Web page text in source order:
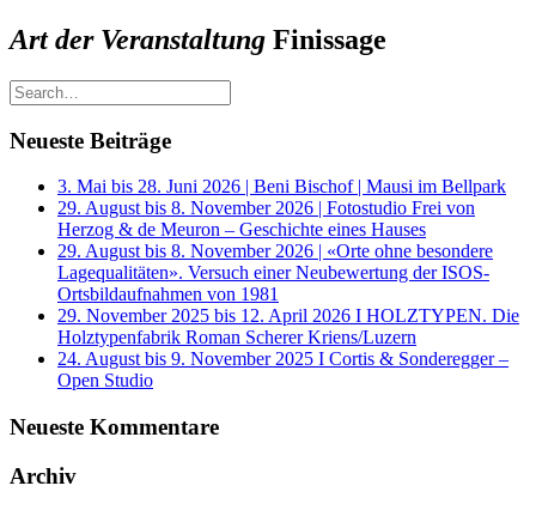
Art der Veranstaltung Finissage
Neueste Beiträge
3. Mai bis 28. Juni 2026 | Beni Bischof | Mausi im Bellpark
29. August bis 8. November 2026 | Fotostudio Frei von
Herzog & de Meuron – Geschichte eines Hauses
29. August bis 8. November 2026 | «Orte ohne besondere
Lagequalitäten». Versuch einer Neubewertung der ISOS-
Ortsbildaufnahmen von 1981
29. November 2025 bis 12. April 2026 I HOLZTYPEN. Die
Holztypenfabrik Roman Scherer Kriens/Luzern
24. August bis 9. November 2025 I Cortis & Sonderegger –
Open Studio
Neueste Kommentare
Archiv